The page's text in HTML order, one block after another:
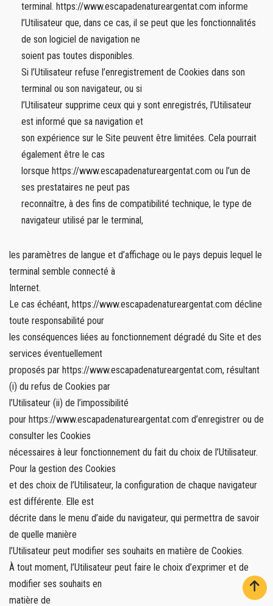
terminal. https://www.escapadenatureargentat.com informe
l’Utilisateur que, dans ce cas, il se peut que les fonctionnalités
de son logiciel de navigation ne
soient pas toutes disponibles.
Si l’Utilisateur refuse l’enregistrement de Cookies dans son
terminal ou son navigateur, ou si
l’Utilisateur supprime ceux qui y sont enregistrés, l’Utilisateur
est informé que sa navigation et
son expérience sur le Site peuvent être limitées. Cela pourrait
également être le cas
lorsque https://www.escapadenatureargentat.com ou l’un de
ses prestataires ne peut pas
reconnaître, à des fins de compatibilité technique, le type de
navigateur utilisé par le terminal,
les paramètres de langue et d’affichage ou le pays depuis lequel le
terminal semble connecté à
Internet.
Le cas échéant, https://www.escapadenatureargentat.com décline
toute responsabilité pour
les conséquences liées au fonctionnement dégradé du Site et des
services éventuellement
proposés par https://www.escapadenatureargentat.com, résultant
(i) du refus de Cookies par
l’Utilisateur (ii) de l’impossibilité
pour https://www.escapadenatureargentat.com d’enregistrer ou de
consulter les Cookies
nécessaires à leur fonctionnement du fait du choix de l’Utilisateur.
Pour la gestion des Cookies
et des choix de l’Utilisateur, la configuration de chaque navigateur
est différente. Elle est
décrite dans le menu d’aide du navigateur, qui permettra de savoir
de quelle manière
l’Utilisateur peut modifier ses souhaits en matière de Cookies.
À tout moment, l’Utilisateur peut faire le choix d’exprimer et de
modifier ses souhaits en
matière de